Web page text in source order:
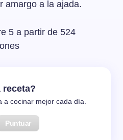
amargo a la ajada.
5 a partir de 524
receta?
a cocinar mejor cada día.
Puntuar